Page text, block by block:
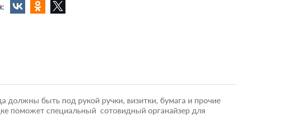
должны быть под рукой ручки, визитки, бумага и прочие
поможет специальный сотовидный органайзер для